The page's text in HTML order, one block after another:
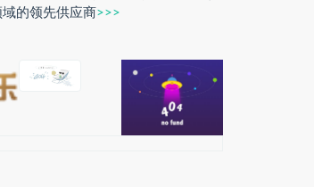
的领先供应商>>>